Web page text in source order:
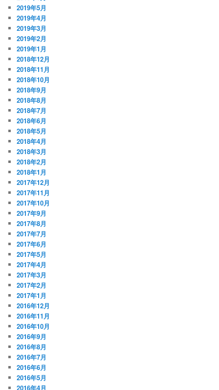
2019年5月
2019年4月
2019年3月
2019年2月
2019年1月
2018年12月
2018年11月
2018年10月
2018年9月
2018年8月
2018年7月
2018年6月
2018年5月
2018年4月
2018年3月
2018年2月
2018年1月
2017年12月
2017年11月
2017年10月
2017年9月
2017年8月
2017年7月
2017年6月
2017年5月
2017年4月
2017年3月
2017年2月
2017年1月
2016年12月
2016年11月
2016年10月
2016年9月
2016年8月
2016年7月
2016年6月
2016年5月
2016年4月